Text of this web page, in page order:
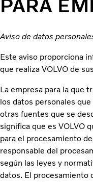
Servicios
Contacte con nosotros
Acerca de nosotros
Cheque moderniza
PARA
Aviso de datos
Este aviso proporciona
que realiza VOLVO de
La empresa para la que
los datos personales
otras fuentes que se
significa que es VOLVO
para el procesamiento
responsable del
según las leyes y
datos. El procesamiento